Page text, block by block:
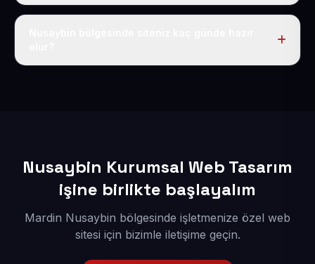
Tek fiyat uygulanır: yıllık 50 USD + KDV. Bu bedele alan
Nusaybin Kurumsal Web Tasarım
işine birlikte başlayalım
Mardin Nusaybin bölgesinde işletmenize özel web
sitesi için bizimle iletişime geçin.